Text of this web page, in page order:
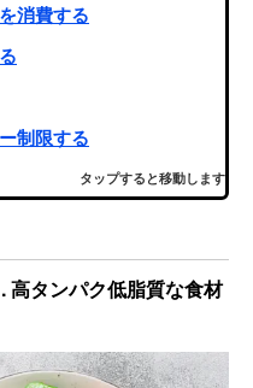
消費する
制限する
タップすると移動します
高タンパク低脂質な食材